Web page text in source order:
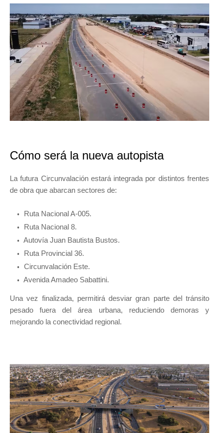
Cómo será la nueva autopista
La futura Circunvalación estará integrada por distintos frentes
de obra que abarcan sectores de:
Ruta Nacional A-005.
Ruta Nacional 8.
Autovía Juan Bautista Bustos.
Ruta Provincial 36.
Circunvalación Este.
Avenida Amadeo Sabattini.
Una vez finalizada, permitirá desviar gran parte del tránsito
pesado fuera del área urbana, reduciendo demoras y
mejorando la conectividad regional.